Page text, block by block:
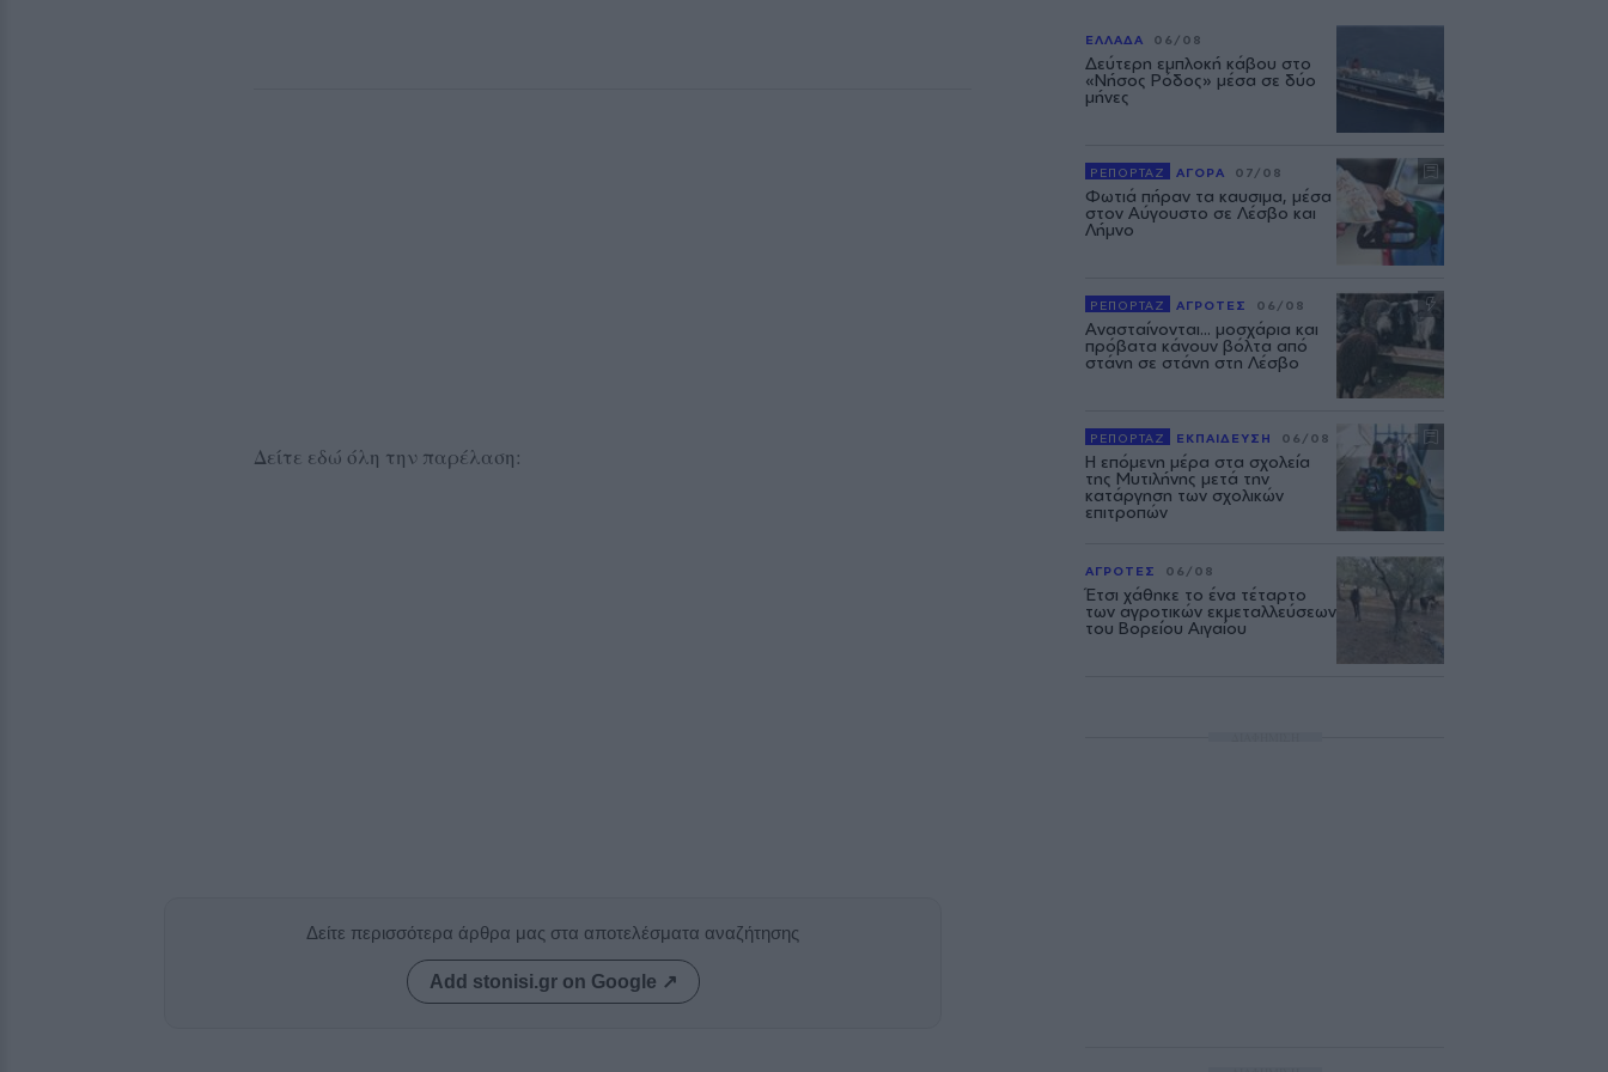
Δείτε εδώ όλη την παρέλαση:
Δείτε περισσότερα άρθρα μας στα αποτελέσματα αναζήτησης
Add stonisi.gr on Google ↗
ΕΛΛΑΔΑ 06/08
Δεύτερη εμπλοκή κάβου στο
«Νήσος Ρόδος» μέσα σε δύο
μήνες
ΡΕΠΟΡΤΑΖ ΑΓΟΡΑ 07/08
Φωτιά πήραν τα καυσιμα, μέσα
στον Αύγουστο σε Λέσβο και
Λήμνο
ΡΕΠΟΡΤΑΖ ΑΓΡΟΤΕΣ 06/08
Ανασταίνονται... μοσχάρια και
πρόβατα κάνουν βόλτα από
στάνη σε στάνη στη Λέσβο
ΡΕΠΟΡΤΑΖ ΕΚΠΑΙΔΕΥΣΗ 06/08
Η επόμενη μέρα στα σχολεία
της Μυτιλήνης μετά την
κατάργηση των σχολικών
επιτροπών
ΑΓΡΟΤΕΣ 06/08
Έτσι χάθηκε το ένα τέταρτο
των αγροτικών εκμεταλλεύσεων
του Βορείου Αιγαίου